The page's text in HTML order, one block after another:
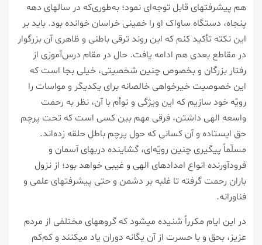
هم پیشرفتهای قابل توجه‌ای نمود؛ به‌طوری‌که در سالهای دهه
پنجاه، دستگاه ساواک او را خمینی خراسان خوانده بود. باید بر
این نکته تأکید کنم که این روند ترقی باطنی و ظاهری آن بزرگوار
در مقاطع بعدی هم ادامه یافت. حال در مقام درس‌آموزی از
رفتار بزرگان و بخصوص چنین شخصیتی، خیلی بجا است که
این خصوصیت خیرخواهی خالصانه برای یکدیگر و مواسات را
رویّه خود سازیم که این ویژگی و توأم با آن، نظر به رحمت
واسعه الهی داشتن، فرقی مهم بین کسی است که تحت پرچم
حق ایستاده و آن کسانی که حول پرچم باطل حلقه زده‌اند.
مسلّماً پیگیری چنین رویّه‌ای، گشاینده دربهای آسمان و
فرودآورنده انواع امدادهای الهی و غیبی خواهد بود؛ از نزول
باران رحمت گرفته تا غلبه بر دشمن و حتی پیشرفتهای علمی و
فناورانه.
در این ایام مکرراً شنیده میشود که گروههای مختلفی از مردم
عزیز، بحق و با حسرت از آن یگانه دوران یاد میکنند و کم‌کم